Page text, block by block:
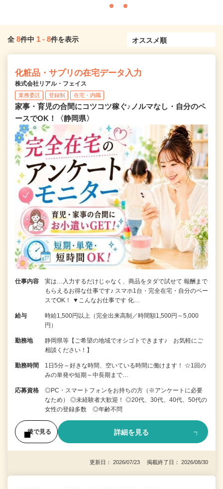
全 8件中 1 - 8件を表示
化粧品・サプリの在宅データ入力
株式会社リアル・フェイス
業務委託 登録制 在宅・内職
家事・育児の合間にコツコツ稼ぐ♪ノルマなし・自分のペ
ースでOK！〈静岡県〉
仕事内容
実は…入力するだけじゃなく、商品をタダで試せて 報酬まで
もらえるお得な仕事です♪ スマホ1台・完全在宅・自分のペー
スでOK！ ▼こんなお仕事です 化…
給与
時給1,500円以上（完全出来高制／時間額1,500円～5,000
円）
勤務地
静岡県等【ご希望の地域でオシゴトできます♪ お気軽にご
相談ください！】
勤務時間
1日5分～好きな時間、空いている時間に働けます！ ☆1回の
みの単発や短期～中長期まで…
応募資格
◎PC・スマートフォンをお持ちの方（※アンケートに必要
なため） ◎未経験者大歓迎！ ◎20代、30代、40代、50代の
女性の登録多数 ◎年齢不問
後で見る 詳細を見る
更新日： 2026/07/23 掲載終了日： 2026/08/30